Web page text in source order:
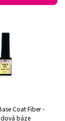
Coat Fiber -
báze